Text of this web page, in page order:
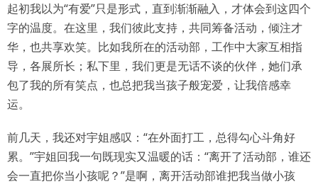
起初我以为“有爱”只是形式，直到渐渐融入，才体会到这四个
字的温度。在这里，我们彼此支持，共同筹备活动，倾注才
华，也共享欢笑。比如我所在的活动部，工作中大家互相指
导，各展所长；私下里，我们更是无话不谈的伙伴，她们承
包了我的所有笑点，也总把我当孩子般宠爱，让我倍感幸
运。
前几天，我还对宇姐感叹：“在外面打工，总得勾心斗角好
累。”宇姐回我一句既现实又温暖的话：“离开了活动部，谁还
会一直把你当小孩呢？”是啊，离开活动部谁把我当做小孩